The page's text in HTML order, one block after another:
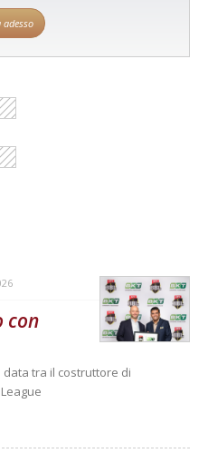
adesso
con
tra il costruttore di